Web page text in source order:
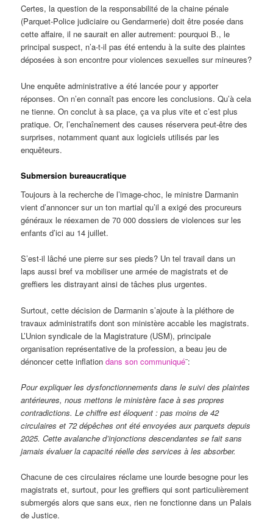
Certes, la question de la responsabilité de la chaine pénale
(Parquet-Police judiciaire ou Gendarmerie) doit être posée dans
cette affaire, il ne saurait en aller autrement: pourquoi B., le
principal suspect, n’a-t-il pas été entendu à la suite des plaintes
déposées à son encontre pour violences sexuelles sur mineures?
Une enquête administrative a été lancée pour y apporter
réponses. On n’en connaît pas encore les conclusions. Qu’à cela
ne tienne. On conclut à sa place, ça va plus vite et c’est plus
pratique. Or, l’enchaînement des causes réservera peut-être des
surprises, notamment quant aux logiciels utilisés par les
enquêteurs.
Submersion bureaucratique
Toujours à la recherche de l’image-choc, le ministre Darmanin
vient d’annoncer sur un ton martial qu’il a exigé des procureurs
généraux le réexamen de 70 000 dossiers de violences sur les
enfants d’ici au 14 juillet.
S’est-il lâché une pierre sur ses pieds? Un tel travail dans un
laps aussi bref va mobiliser une armée de magistrats et de
greffiers les distrayant ainsi de tâches plus urgentes.
Surtout, cette décision de Darmanin s’ajoute à la pléthore de
travaux administratifs dont son ministère accable les magistrats.
L’Union syndicale de la Magistrature (USM), principale
organisation représentative de la profession, a beau jeu de
dénoncer cette inflationdans son communiqué¨:
Pour expliquer les dysfonctionnements dans le suivi des plaintes
antérieures, nous mettons le ministère face à ses propres
contradictions. Le chiffre est éloquent : pas moins de 42
circulaires et 72 dépêches ont été envoyées aux parquets depuis
2025. Cette avalanche d’injonctions descendantes se fait sans
jamais évaluer la capacité réelle des services à les absorber.
Chacune de ces circulaires réclame une lourde besogne pour les
magistrats et, surtout, pour les greffiers qui sont particulièrement
submergés alors que sans eux, rien ne fonctionne dans un Palais
de Justice.